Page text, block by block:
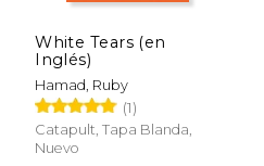
White Tears (en
Inglés)
Hamad, Ruby
(1)
Catapult, Tapa Blanda,
Nuevo